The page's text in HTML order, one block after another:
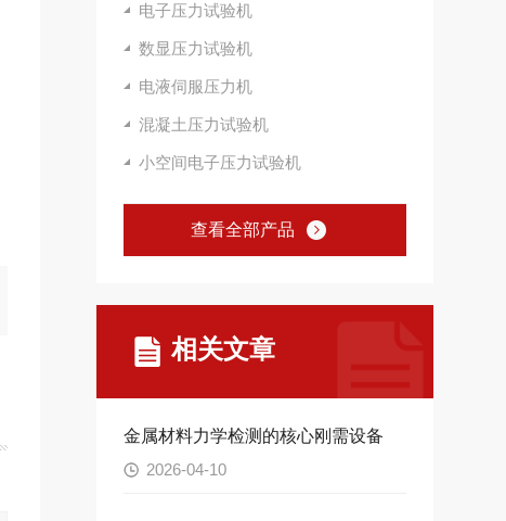
电子压力试验机
数显压力试验机
电液伺服压力机
混凝土压力试验机
小空间电子压力试验机
查看全部产品
相关文章
金属材料力学检测的核心刚需设备
2026-04-10